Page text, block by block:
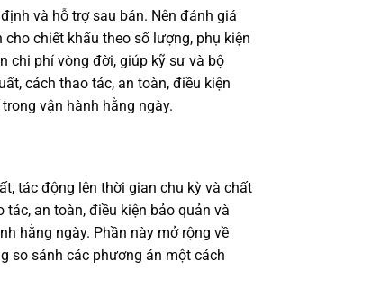
và hỗ trợ sau bán. Nên đánh giá
chiết khấu theo số lượng, phụ kiện
chi phí vòng đời, giúp kỹ sư và bộ
cách thao tác, an toàn, điều kiện
vận hành hằng ngày.
tác động lên thời gian chu kỳ và chất
an toàn, điều kiện bảo quản và
hằng ngày. Phần này mở rộng về
so sánh các phương án một cách